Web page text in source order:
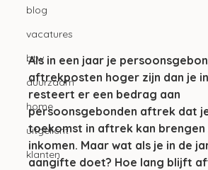
blog
vacatures
btw
duurzaam
home
uitgelicht
klanten
Als in een jaar je
aftrekposten hoger zijn dan je
resteert er een bedrag aan
persoonsgebonden aftrek dat
toekomst in aftrek kan brengen
inkomen. Maar wat als je in de
aangifte doet? Hoe lang blijft